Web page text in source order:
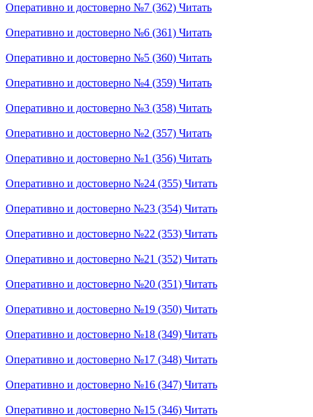
Оперативно и достоверно №7 (362) Читать
Оперативно и достоверно №6 (361) Читать
Оперативно и достоверно №5 (360) Читать
Оперативно и достоверно №4 (359) Читать
Оперативно и достоверно №3 (358) Читать
Оперативно и достоверно №2 (357) Читать
Оперативно и достоверно №1 (356) Читать
Оперативно и достоверно №24 (355) Читать
Оперативно и достоверно №23 (354) Читать
Оперативно и достоверно №22 (353) Читать
Оперативно и достоверно №21 (352) Читать
Оперативно и достоверно №20 (351) Читать
Оперативно и достоверно №19 (350) Читать
Оперативно и достоверно №18 (349) Читать
Оперативно и достоверно №17 (348) Читать
Оперативно и достоверно №16 (347) Читать
Оперативно и достоверно №15 (346) Читать